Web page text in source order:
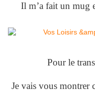
Il m’a fait un mug
Pour le
Je vais vous montrer